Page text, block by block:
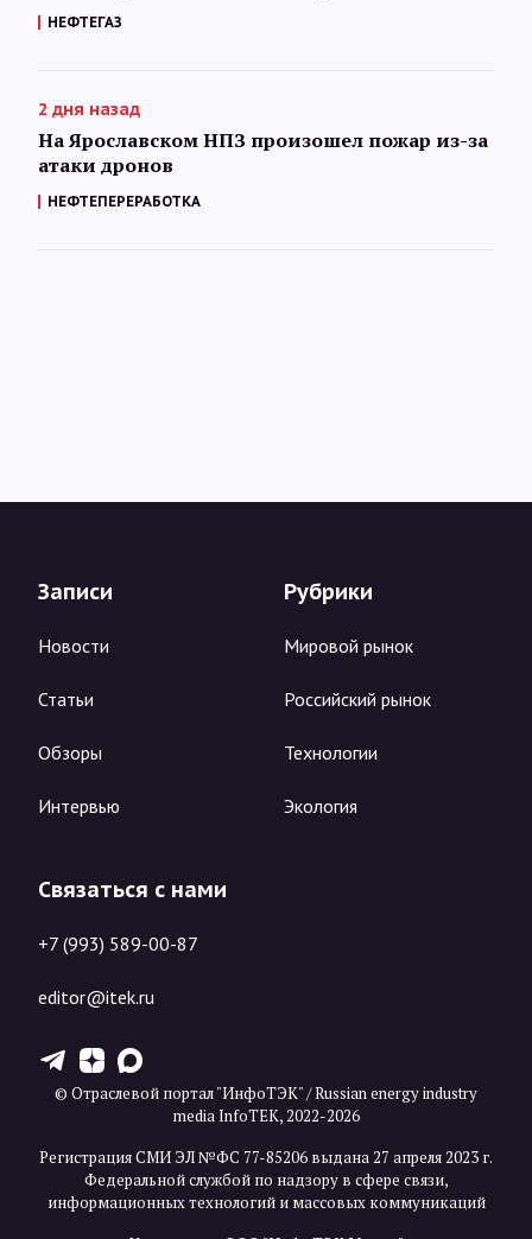
НЕФТЕГАЗ
2 дня назад
На Ярославском НПЗ произошел пожар из-за
атаки дронов
НЕФТЕПЕРЕРАБОТКА
Записи
Новости
Статьи
Обзоры
Интервью
Рубрики
Мировой рынок
Российский рынок
Технологии
Экология
Связаться с нами
+7 (993) 589-00-87
editor@itek.ru
T Z X
© Отраслевой портал "ИнфоТЭК" / Russian energy industry
media InfoTEK, 2022-2026
Регистрация СМИ ЭЛ №ФС 77-85206 выдана 27 апреля 2023 г.
Федеральной службой по надзору в сфере связи,
информационных технологий и массовых коммуникаций